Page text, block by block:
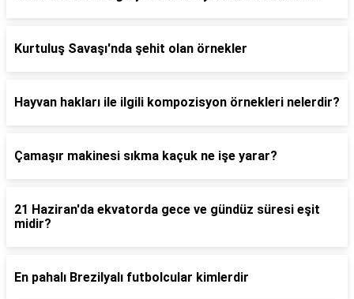
Kurtuluş Savaşı'nda şehit olan örnekler
Hayvan hakları ile ilgili kompozisyon örnekleri nelerdir?
Çamaşır makinesi sıkma kaçuk ne işe yarar?
21 Haziran'da ekvatorda gece ve gündüz süresi eşit
midir?
En pahalı Brezilyalı futbolcular kimlerdir